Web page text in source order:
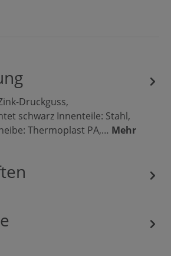
Druckguss,
schwarz Innenteile: Stahl,
Thermoplast PA,… Mehr